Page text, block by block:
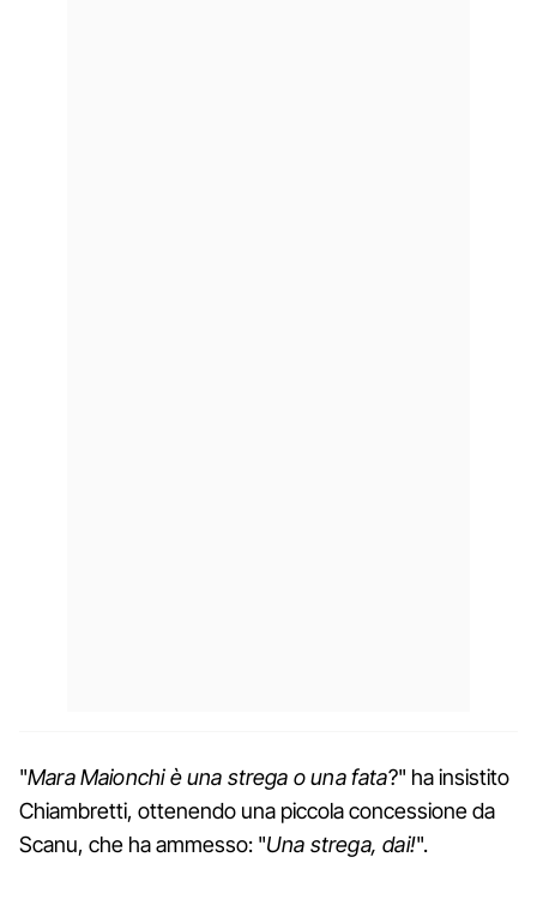
"Mara Maionchi è una strega o una fata?" ha insistito
Chiambretti, ottenendo una piccola concessione da
Scanu, che ha ammesso: "Una strega, dai!".